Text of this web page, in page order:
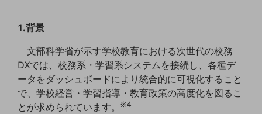
DXに関する課題を解決する
カテゴリーで探す
カテゴリーで探すTOP
ネットワーク・モバイル
クラウド・データセンター
1.背景
文部科学省が示す学校教育における次世代の校務
DXでは、校務系・学習系システムを接続し、各種デ
ータをダッシュボードにより統合的に可視化すること
で、学校経営・学習指導・教育政策の高度化を図るこ
とが求められています。※4